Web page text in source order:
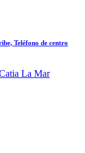
Teléfono de centro
La Mar